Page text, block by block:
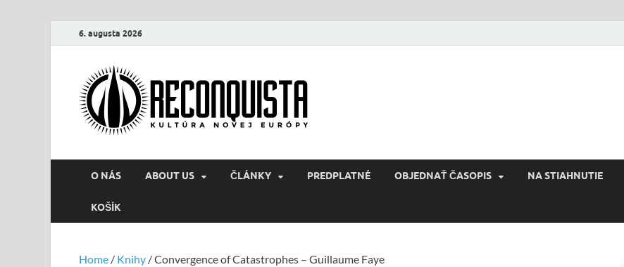
6. augusta 2026
O NÁS ABOUT US ČLÁNKY PREDPLATNÉ OBJEDNAŤ ČASOPIS NA STIAHNUTIE
KOŠÍK
Home / Knihy / Convergence of Catastrophes – Guillaume Faye